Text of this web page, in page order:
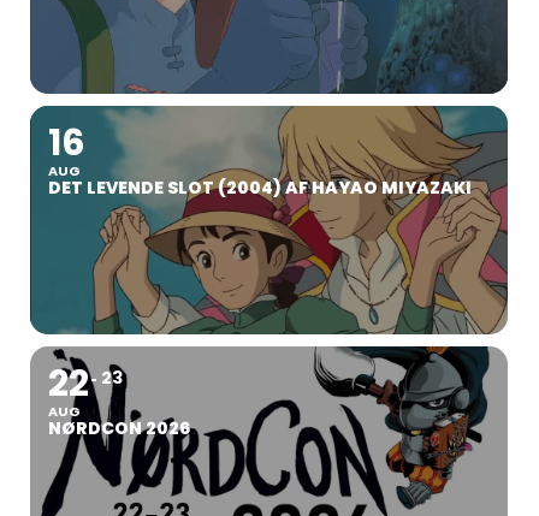
16
AUG
DET LEVENDE SLOT (2004) AF HAYAO MIYAZAKI
22
AUG
23
NØRDCON 2026